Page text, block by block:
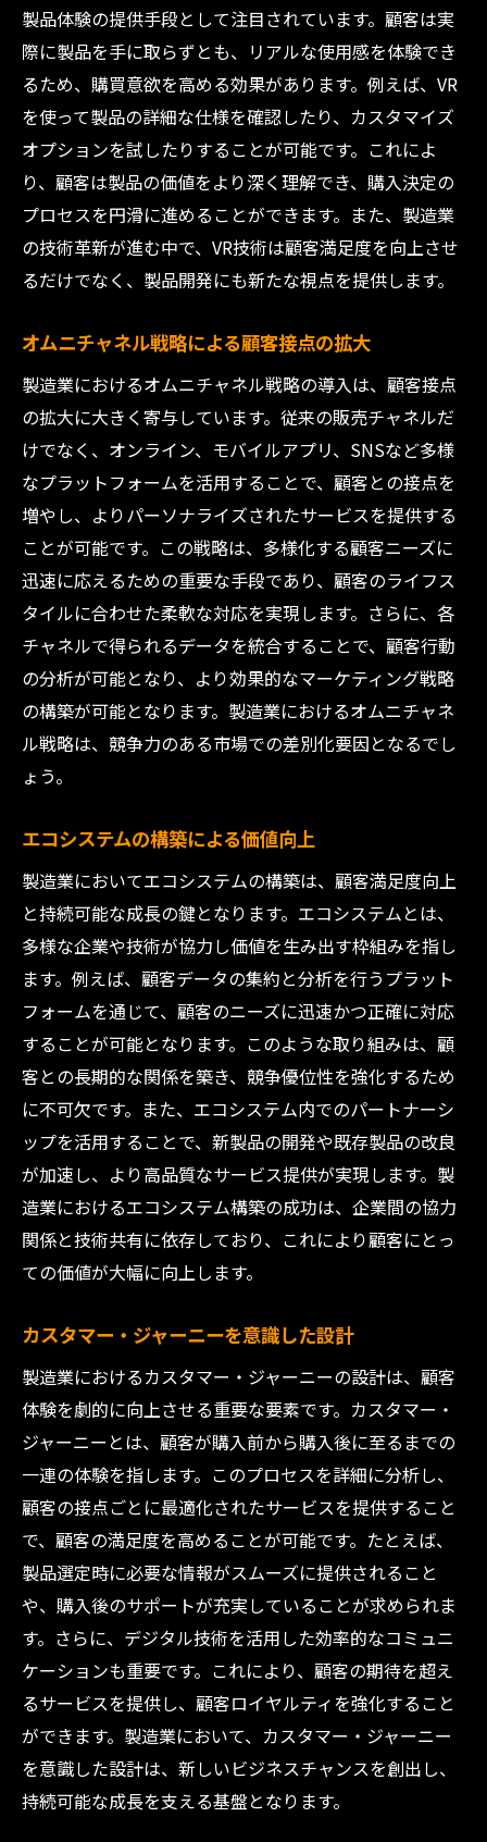
製品体験の提供手段として注目されています。顧客は実
際に製品を手に取らずとも、リアルな使用感を体験でき
るため、購買意欲を高める効果があります。例えば、VR
を使って製品の詳細な仕様を確認したり、カスタマイズ
オプションを試したりすることが可能です。これによ
り、顧客は製品の価値をより深く理解でき、購入決定の
プロセスを円滑に進めることができます。また、製造業
の技術革新が進む中で、VR技術は顧客満足度を向上させ
るだけでなく、製品開発にも新たな視点を提供します。
オムニチャネル戦略による顧客接点の拡大
製造業におけるオムニチャネル戦略の導入は、顧客接点
の拡大に大きく寄与しています。従来の販売チャネルだ
けでなく、オンライン、モバイルアプリ、SNSなど多様
なプラットフォームを活用することで、顧客との接点を
増やし、よりパーソナライズされたサービスを提供する
ことが可能です。この戦略は、多様化する顧客ニーズに
迅速に応えるための重要な手段であり、顧客のライフス
タイルに合わせた柔軟な対応を実現します。さらに、各
チャネルで得られるデータを統合することで、顧客行動
の分析が可能となり、より効果的なマーケティング戦略
の構築が可能となります。製造業におけるオムニチャネ
ル戦略は、競争力のある市場での差別化要因となるでし
ょう。
エコシステムの構築による価値向上
製造業においてエコシステムの構築は、顧客満足度向上
と持続可能な成長の鍵となります。エコシステムとは、
多様な企業や技術が協力し価値を生み出す枠組みを指し
ます。例えば、顧客データの集約と分析を行うプラット
フォームを通じて、顧客のニーズに迅速かつ正確に対応
することが可能となります。このような取り組みは、顧
客との長期的な関係を築き、競争優位性を強化するため
に不可欠です。また、エコシステム内でのパートナーシ
ップを活用することで、新製品の開発や既存製品の改良
が加速し、より高品質なサービス提供が実現します。製
造業におけるエコシステム構築の成功は、企業間の協力
関係と技術共有に依存しており、これにより顧客にとっ
ての価値が大幅に向上します。
カスタマー・ジャーニーを意識した設計
製造業におけるカスタマー・ジャーニーの設計は、顧客
体験を劇的に向上させる重要な要素です。カスタマー・
ジャーニーとは、顧客が購入前から購入後に至るまでの
一連の体験を指します。このプロセスを詳細に分析し、
顧客の接点ごとに最適化されたサービスを提供すること
で、顧客の満足度を高めることが可能です。たとえば、
製品選定時に必要な情報がスムーズに提供されること
や、購入後のサポートが充実していることが求められま
す。さらに、デジタル技術を活用した効率的なコミュニ
ケーションも重要です。これにより、顧客の期待を超え
るサービスを提供し、顧客ロイヤルティを強化すること
ができます。製造業において、カスタマー・ジャーニー
を意識した設計は、新しいビジネスチャンスを創出し、
持続可能な成長を支える基盤となります。